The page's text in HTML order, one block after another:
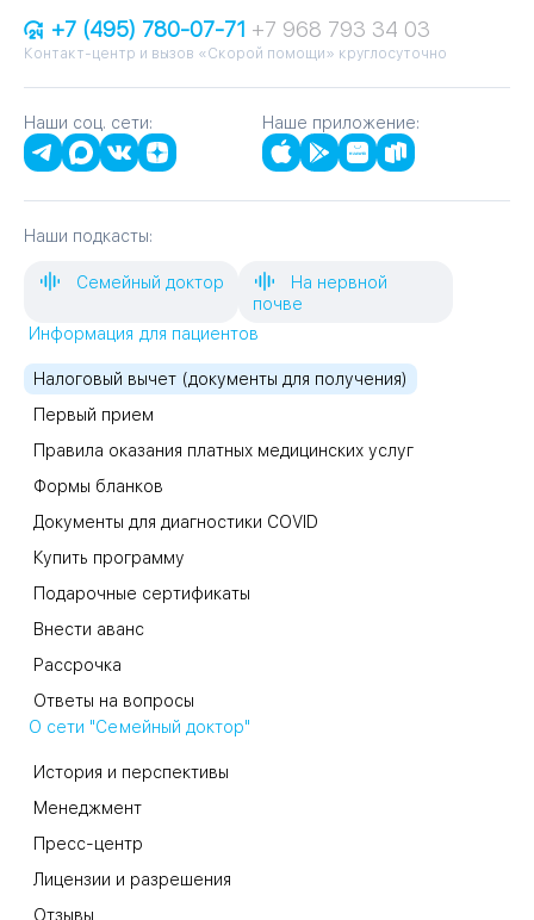
+7 (495) 780-07-71 +7 968 793 34 03
Контакт-центр и вызов «Скорой помощи» круглосуточно
Наши соц. сети: Наше приложение:
Наши подкасты:
Семейный доктор
На нервной
почве
Информация для пациентов
Налоговый вычет (документы для получения)
Первый прием
Правила оказания платных медицинских услуг
Формы бланков
Документы для диагностики COVID
Купить программу
Подарочные сертификаты
Внести аванс
Рассрочка
Ответы на вопросы
О сети "Семейный доктор"
История и перспективы
Менеджмент
Пресс-центр
Лицензии и разрешения
Отзывы